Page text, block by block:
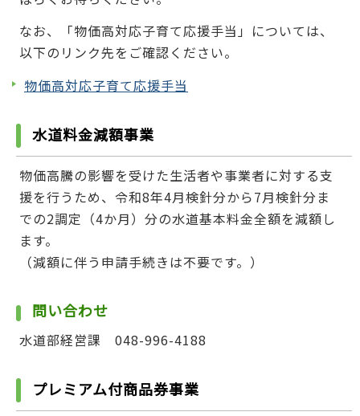
なお、「物価高対応子育て応援手当」については、
以下のリンク先をご確認ください。
物価高対応子育て応援手当
水道料金減額事業
物価高騰の影響を受けた生活者や事業者に対する支
援を行うため、令和8年4月検針分から7月検針分ま
での2調定（4か月）分の水道基本料金全額を減額し
ます。
（減額に伴う申請手続きは不要です。）
問い合わせ
水道部経営課 048-996-4188
プレミアム付商品券事業